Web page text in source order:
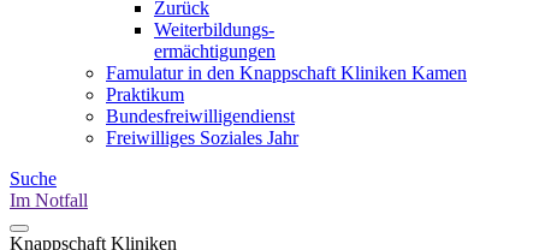
Zurück
Weiterbildungs-
ermächtigungen
Famulatur in den Knappschaft Kliniken Kamen
Praktikum
Bundesfreiwilligendienst
Freiwilliges Soziales Jahr
Suche
Im Notfall
Knappschaft Kliniken